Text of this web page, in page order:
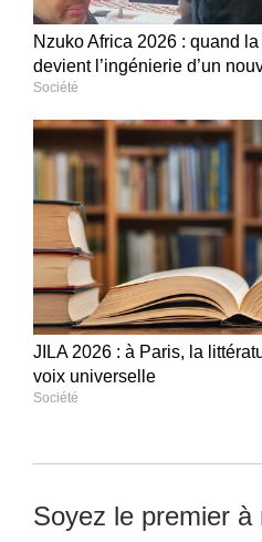
Nzuko Africa 2026 : quand
devient l’ingénierie d’un
Société
JILA 2026 : à Paris, la
voix universelle
Société
Soyez le premier à